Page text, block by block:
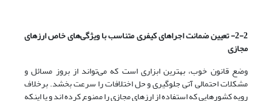
2-2- تعیین ضمانت اجراهای کیفری متناسب با ویژگی‌های خاص ارزهای
مجازی
وضع قانون خوب، بهترین ابزاری است که‌ می‌تواند از بروز مسائل و
مشکلات احتمالی آتی جلوگیری و حل اختلافات را سرعت بخشد. برخلاف
رویه کشورهایی که استفاده از ارزهای مجازی را ممنوع کرده اند و یا اینکه